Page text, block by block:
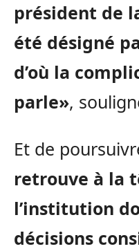
président de
été désigné
d’où la
parle»,
Et de
retrouve à la
l’institution
décisions